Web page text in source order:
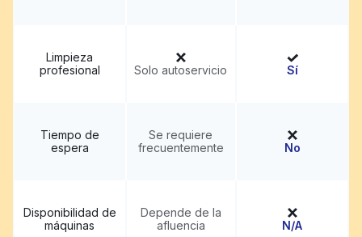
Limpieza
profesional
Solo autoservicio Sí
Tiempo de
espera
Se requiere
frecuentemente
No
Disponibilidad de
máquinas
Depende de la
afluencia
N/A